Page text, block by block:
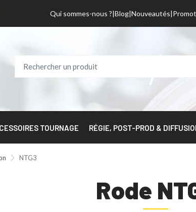
Qui sommes-nous ? Blog Nouveautés
TOURNAGE RÉGIE, POST-PROD &
NTG3
Rode